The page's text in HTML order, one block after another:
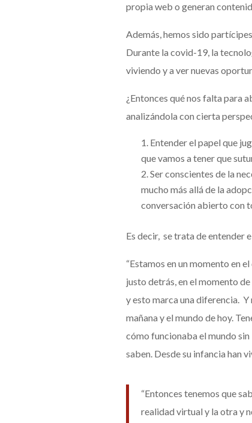
propia web o generan
Además, hemos sido
Durante la covid-19, la
viviendo y a ver nuevas
¿Entonces qué nos falta para
analizándola con cierta
Entender el papel que
que vamos a tener que
Ser conscientes de la
mucho más allá de la
conversación abierto con
Es decir, se trata de entender
“Estamos en un momento en
justo detrás, en el momento
y esto marca una diferencia.
mañana y el mundo de hoy.
cómo funcionaba el mundo
saben. Desde su infancia han
“Entonces tenemos que
realidad virtual y la otra y